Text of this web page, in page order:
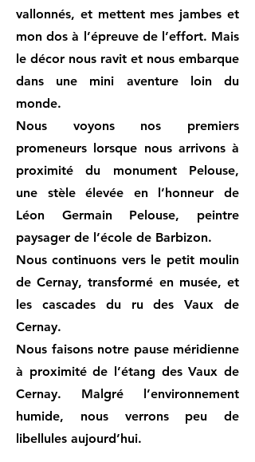
vallonnés, et mettent mes jambes et
mon dos à l’épreuve de l’effort. Mais
le décor nous ravit et nous embarque
dans une mini aventure loin du
monde.
Nous voyons nos premiers
promeneurs lorsque nous arrivons à
proximité du monument Pelouse,
une stèle élevée en l’honneur de
Léon Germain Pelouse, peintre
paysager de l’école de Barbizon.
Nous continuons vers le petit moulin
de Cernay, transformé en musée, et
les cascades du ru des Vaux de
Cernay.
Nous faisons notre pause méridienne
à proximité de l’étang des Vaux de
Cernay. Malgré l’environnement
humide, nous verrons peu de
libellules aujourd’hui.